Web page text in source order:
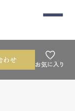
わせ お気に入り